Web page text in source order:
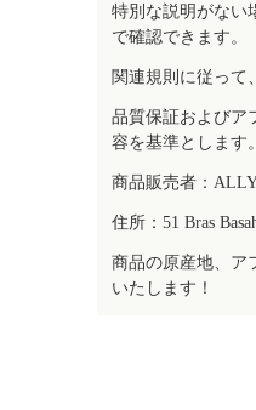
特別な説明がない
で確認できます。
関連規則に従って
品質保証およびア
容を基準とします。
商品販売者：
住所：51 Bras
商品の原産地、ア
いたします！